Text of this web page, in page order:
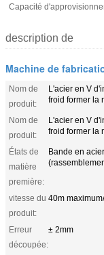
Capacité
description de
Machine de
Nom de
produit:
L'acier en V
froid former la
Nom de
produit:
L'acier en V
froid former la
États de
matière
première:
Bande en
vitesse du
produit:
40m
Erreur
découpée:
± 2mm